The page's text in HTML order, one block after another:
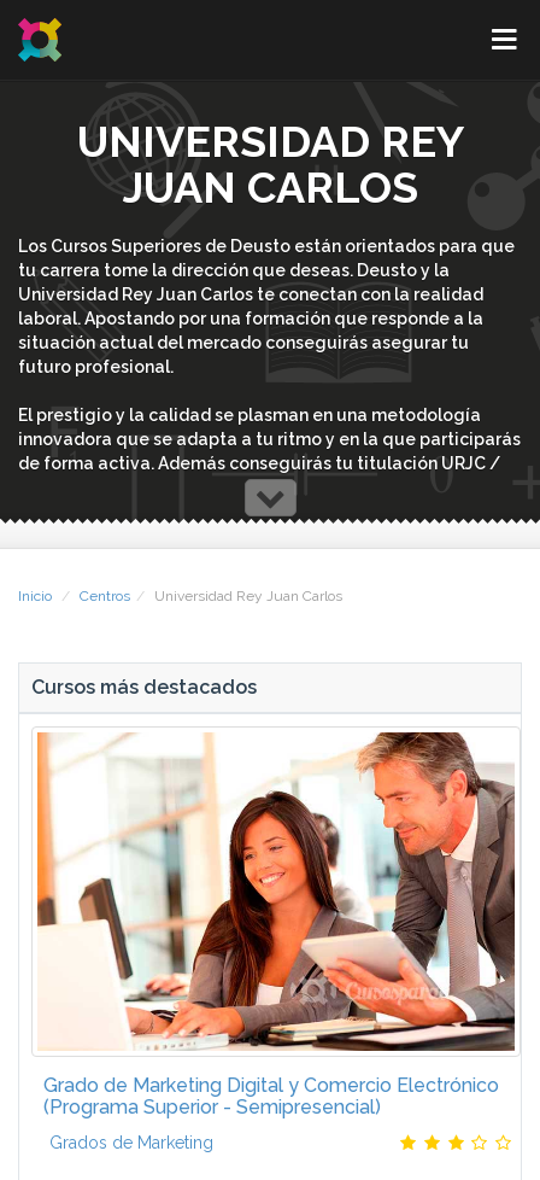
UNIVERSIDAD REY
JUAN CARLOS
Los Cursos Superiores de Deusto están orientados para que
tu carrera tome la dirección que deseas. Deusto y la
Universidad Rey Juan Carlos te conectan con la realidad
laboral. Apostando por una formación que responde a la
situación actual del mercado conseguirás asegurar tu
futuro profesional.
El prestigio y la calidad se plasman en una metodología
innovadora que se adapta a tu ritmo y en la que participarás
de forma activa. Además conseguirás tu titulación URJC /
EAE (Universidad Rey Juan Carlos / Escuela de
Administración de Empresas).
Inicio Centros Universidad Rey Juan Carlos
Cursos más destacados
Grado de Marketing Digital y Comercio Electrónico
(Programa Superior - Semipresencial)
Grados de Marketing